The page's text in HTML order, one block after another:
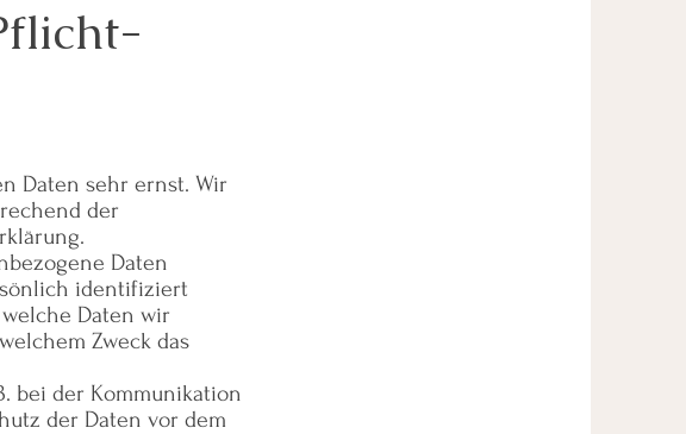
Daten sehr ernst. Wir
der
Daten
identifiziert
Daten wir
Zweck das
bei der Kommunikation
der Daten vor dem